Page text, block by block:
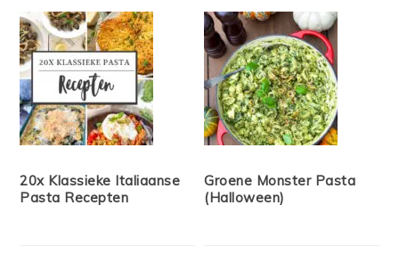
20x Klassieke Italiaanse
Pasta Recepten
Groene Monster Pasta
(Halloween)